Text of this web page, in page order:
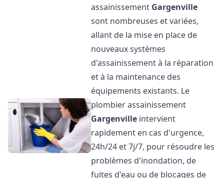
assainissement Gargenville
sont nombreuses et variées,
allant de la mise en place de
nouveaux systèmes
d'assainissement à la réparation
et à la maintenance des
équipements existants. Le
plombier assainissement
Gargenville intervient
rapidement en cas d'urgence,
24h/24 et 7j/7, pour résoudre les
problèmes d'inondation, de
fuites d'eau ou de blocages de